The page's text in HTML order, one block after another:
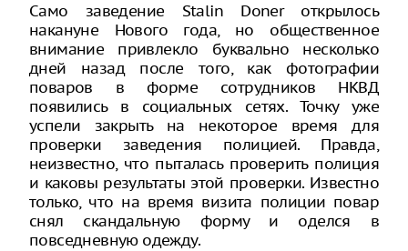
Само заведение Stalin Doner открылось
накануне Нового года, но общественное
внимание привлекло буквально несколько
дней назад после того, как фотографии
поваров в форме сотрудников НКВД
появились в социальных сетях. Точку уже
успели закрыть на некоторое время для
проверки заведения полицией. Правда,
неизвестно, что пыталась проверить полиция
и каковы результаты этой проверки. Известно
только, что на время визита полиции повар
снял скандальную форму и оделся в
повседневную одежду.